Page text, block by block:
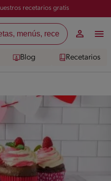
recetarios gratis
Blog Recetarios